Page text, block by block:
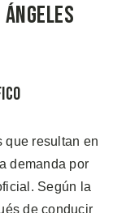
que resultan en
demanda por
Según la
de conducir